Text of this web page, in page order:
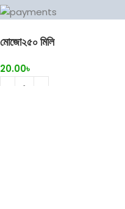
মোজো২৫০ মিলি
20.00৳